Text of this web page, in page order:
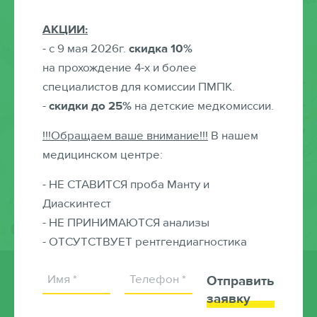
АКЦИИ:
- с 9 мая 2026г. скидка 10%
на прохождение 4-х и более
специалистов для комиссии ПМПК.
-скидки до 25% на детские медкомиссии.
!!!Обращаем ваше внимание!!! В нашем
медицинском центре:
- НЕ СТАВИТСЯ проба Манту и
Диаскинтест
- НЕ ПРИНИМАЮТСЯ анализы
- ОТСУТСТВУЕТ рентгендиагностика
Отправить
заявку
© Детский медицинский центр
«Росточек»,. 2026